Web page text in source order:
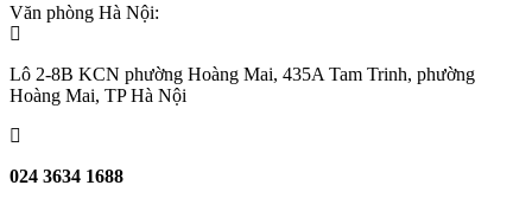
Văn phòng Hà Nội:
Lô 2-8B KCN phường Hoàng Mai, 435A Tam Trinh, phường
Hoàng Mai, TP Hà Nội
024 3634 1688